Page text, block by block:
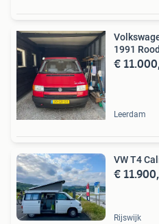
1991 Rood
€
Leerdam
VW T4
€
Rijswijk